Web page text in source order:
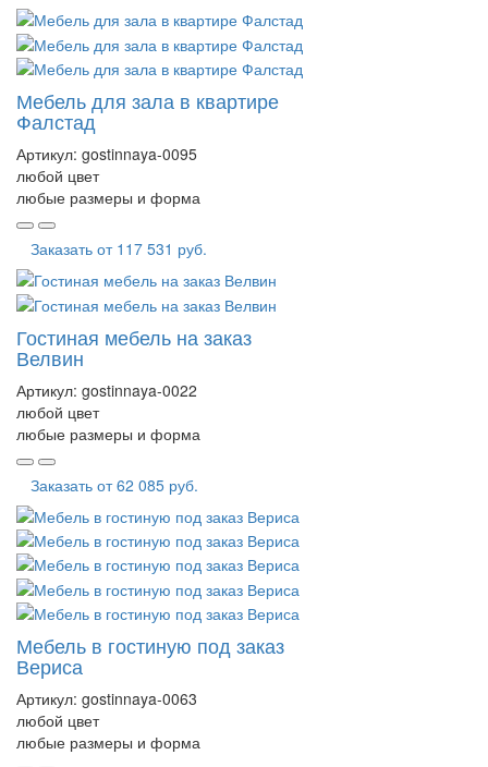
Мебель для зала в квартире
Фалстад
Артикул: gostinnaya-0095
любой цвет
любые размеры и форма
Заказать от 117 531 руб.
Гостиная мебель на заказ
Велвин
Артикул: gostinnaya-0022
любой цвет
любые размеры и форма
Заказать от62 085 руб.
Мебель в гостиную под заказ
Вериса
Артикул: gostinnaya-0063
любой цвет
любые размеры и форма